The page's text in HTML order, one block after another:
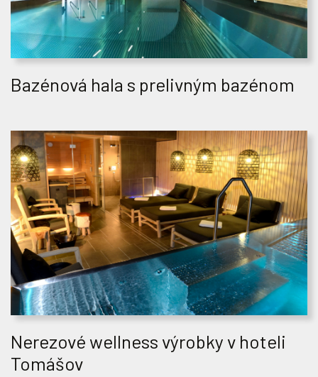
Bazénová hala s prelivným bazénom
Nerezové wellness výrobky v hoteli
Tomášov